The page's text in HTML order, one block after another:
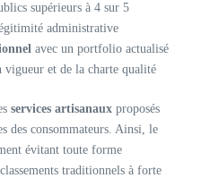
supérieurs à 4 sur 5
administrative
avec un portfolio actualisé
vigueur et de la charte qualité
services artisanaux proposés
des consommateurs. Ainsi, le
évitant toute forme
traditionnels à forte